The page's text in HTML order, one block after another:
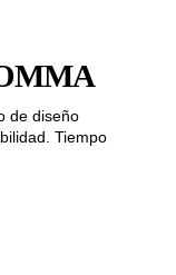
de diseño
Tiempo